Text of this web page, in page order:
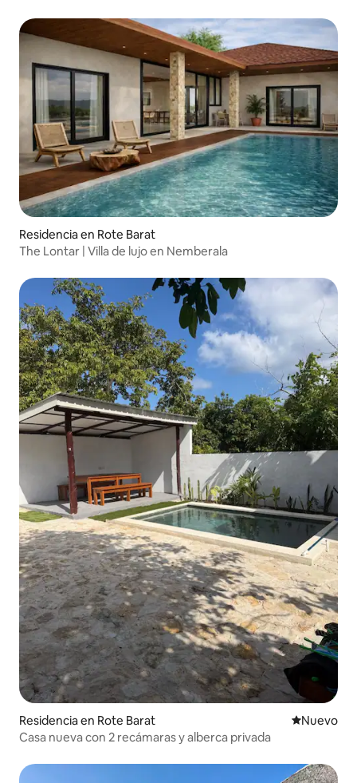
Residencia en Rote Barat
The Lontar | Villa de lujo en Nemberala
Residencia en Rote Barat Nuevo
Nuevo
Casa nueva con 2 recámaras y alberca privada